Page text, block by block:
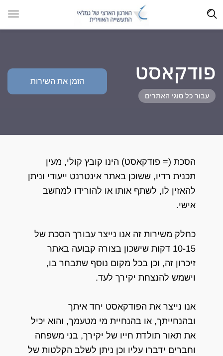
פודקאסט
עבור כל סוגי האתרים
הזמן את השירות
הסכת (= פודקאסט) הינו קובץ קולי, מעין
תכנית רדיו, ששוכן באתר אינטרנט ייעודי וניתן
להאזין לו, לשתף אותו או להורידו למחשב
אישי.
כחלק משירות זה אנו נייצר עבורך הסכת של
10-15 דקות שישכון בצורה קבועה באתר
זיכרון זה, וכן בכל מקום נוסף שתבחר בו,
וישמש להנצחת יקירך לעד.
אנו נייצר את הפודקאסט יחד איתך
ובהנחייתך, או בהנחיית מי מטעמך, והוא יכיל
את תאור תולדת חייו של יקירך, בני משפחה
וחברים ידברו עליו וכן ניתן לשלב הקלטות של